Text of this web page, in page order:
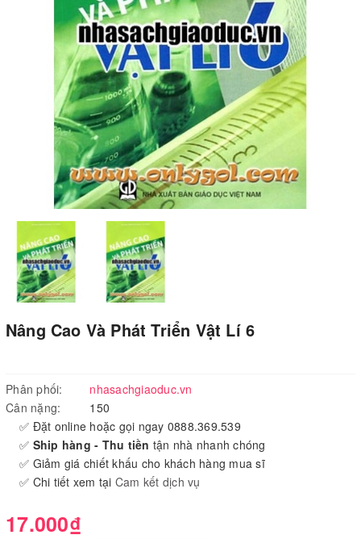
Nâng Cao Và Phát Triển Vật Lí 6
Phân phối:
nhasachgiaoduc.vn
Cân nặng:
150
✅ Đặt online hoặc gọi ngay 0888.369.539
✅ Ship hàng - Thu tiền tận nhà nhanh chóng
✅ Giảm giá chiết khấu cho khách hàng mua sĩ
✅ Chi tiết xem tại Cam kết dịch vụ
17.000₫